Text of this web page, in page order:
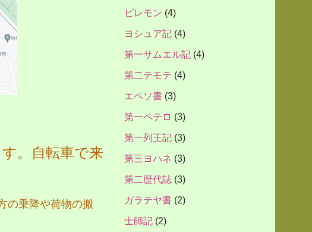
。自転車で来
の乗降や荷物の搬
ピレモン (4)
ヨシュア記 (4)
第一サムエル記 (4)
第二テモテ (4)
エペソ書 (3)
第一ペテロ (3)
第一列王記 (3)
第三ヨハネ (3)
第二歴代誌 (3)
ガラテヤ書 (2)
士師記 (2)